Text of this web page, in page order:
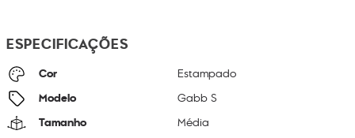
ESPECIFICAÇÕES
Cor Estampado
Modelo Gabb S
Tamanho Média